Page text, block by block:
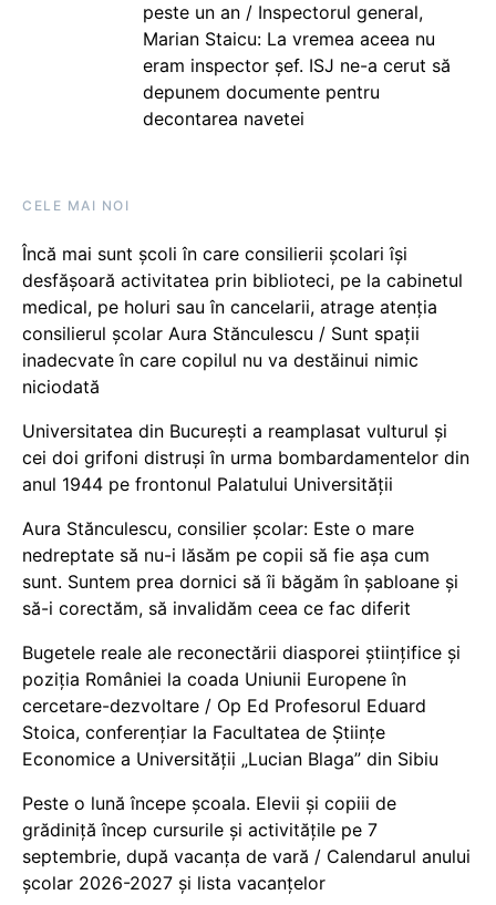
peste un an / Inspectorul general,
Marian Staicu: La vremea aceea nu
eram inspector șef. ISJ ne-a cerut să
depunem documente pentru
decontarea navetei
CELE MAI NOI
Încă mai sunt școli în care consilierii școlari își
desfășoară activitatea prin biblioteci, pe la cabinetul
medical, pe holuri sau în cancelarii, atrage atenția
consilierul școlar Aura Stănculescu / Sunt spații
inadecvate în care copilul nu va destăinui nimic
niciodată
Universitatea din București a reamplasat vulturul și
cei doi grifoni distruși în urma bombardamentelor din
anul 1944 pe frontonul Palatului Universității
Aura Stănculescu, consilier școlar: Este o mare
nedreptate să nu-i lăsăm pe copii să fie așa cum
sunt. Suntem prea dornici să îi băgăm în șabloane și
să-i corectăm, să invalidăm ceea ce fac diferit
Bugetele reale ale reconectării diasporei științifice și
poziția României la coada Uniunii Europene în
cercetare-dezvoltare / Op Ed Profesorul Eduard
Stoica, conferențiar la Facultatea de Științe
Economice a Universității „Lucian Blaga” din Sibiu
Peste o lună începe școala. Elevii și copiii de
grădiniță încep cursurile și activitățile pe 7
septembrie, după vacanța de vară / Calendarul anului
școlar 2026-2027 și lista vacanțelor